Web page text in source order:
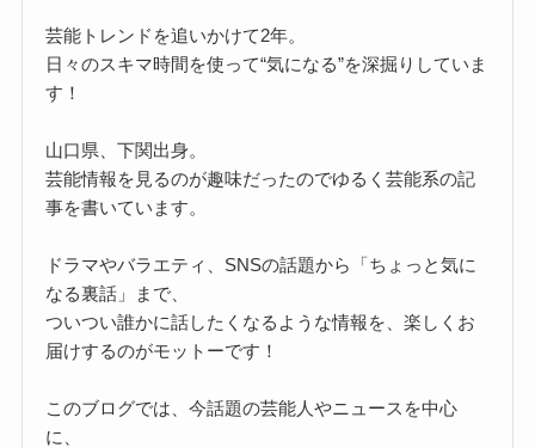
芸能トレンドを追いかけて2年。
日々のスキマ時間を使って“気になる”を深掘りしていま
す！
山口県、下関出身。
芸能情報を見るのが趣味だったのでゆるく芸能系の記
事を書いています。
ドラマやバラエティ、SNSの話題から「ちょっと気に
なる裏話」まで、
ついつい誰かに話したくなるような情報を、楽しくお
届けするのがモットーです！
このブログでは、今話題の芸能人やニュースを中心
に、